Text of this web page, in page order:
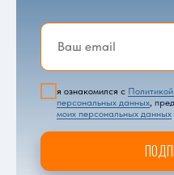
я ознакомился с
персональных данных,
моих персональных данных